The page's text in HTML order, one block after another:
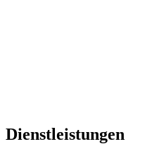
Dienstleistungen